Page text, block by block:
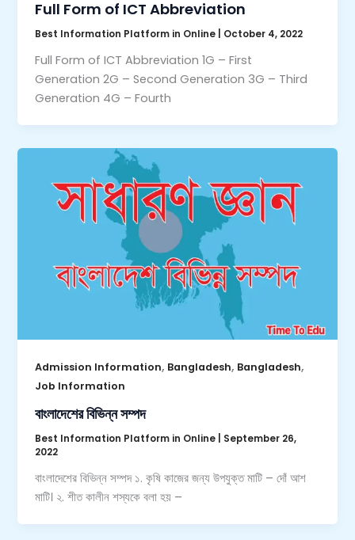
Full Form of ICT Abbreviation
Best Information Platform in Online October 4, 2022
Full Form of ICT Abbreviation 1G – First
Generation 2G – Second Generation 3G – Third
Generation 4G – Fourth
Admission Information, Bangladesh, Bangladesh,
Job Information
বাংলাদেশের বিভিন্ন সম্পদ
Best Information Platform in Online
September 26,
2022
বাংলাদেশের বিভিন্ন সম্পদ ১. কৃষি কাজের জন্য উপযুক্ত মাটি – দোঁ আশ
মাটি। ২. শীত কালীন শস্যকে বলা হয় –